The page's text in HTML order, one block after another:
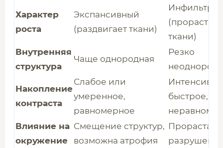
Характер
роста
Экспансивный
(раздвигает ткани)
(прорастает
ткани)
Внутренняя
структура
Чаще однородная
Резко
Накопление
контраста
Слабое или
умеренное,
равномерное
быстрое,
Влияние на
окружение
Смещение структур,
возможна атрофия